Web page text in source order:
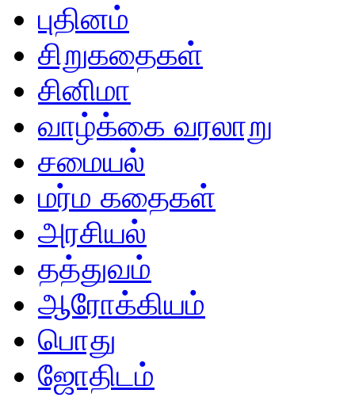
புதினம்
சிறுகதைகள்
சினிமா
வாழ்க்கை வரலாறு
சமையல்
மர்ம கதைகள்
அரசியல்
தத்துவம்
ஆரோக்கியம்
பொது
ஜோதிடம்